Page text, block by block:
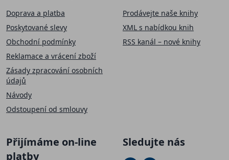
Doprava a platba
Poskytované slevy
Obchodní podmínky
Reklamace a vrácení zboží
Zásady zpracování osobních
údajů
Návody
Odstoupení od smlouvy
Prodávejte naše knihy
XML s nabídkou knih
RSS kanál – nové knihy
Přijímáme on-line
platby
Sledujte nás